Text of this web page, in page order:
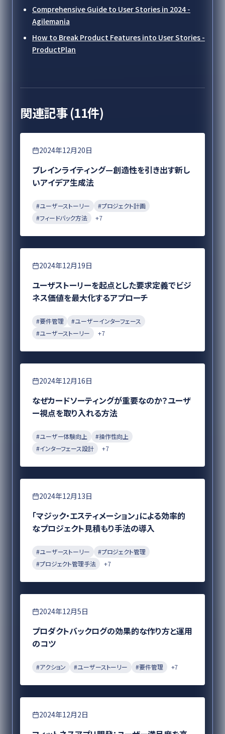
Comprehensive Guide to User Stories in 2024 -
Agilemania
How to Break Product Features into User Stories -
ProductPlan
関連記事 (11件)
要件定義
2024年12月20日
ブレインライティング—創造性を引き出す新し
いアイデア生成法
#ユーザーストーリー #プロジェクト計画
#フィードバック方法 +7
要件定義
2024年12月19日
ユーザストーリーを起点とした要求定義でビジ
ネス価値を最大化するアプローチ
#要件管理 #ユーザーインターフェース
#ユーザーストーリー +7
DX2024年12月16日
なぜカードソーティングが重要なのか？ユーザ
ー視点を取り入れる方法
#ユーザー体験向上 #操作性向上
#インターフェース設計 +7
要件定義
2024年12月13日
「マジック・エスティメーション」による効率的
なプロジェクト見積もり手法の導入
#ユーザーストーリー #プロジェクト管理
#プロジェクト管理手法 +7
要件定義
2024年12月5日
プロダクトバックログの効果的な作り方と運用
のコツ
#アクション #ユーザーストーリー #要件管理 +7
要件定義
2024年12月2日